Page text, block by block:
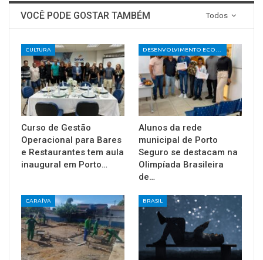
Todos
VOCÊ PODE GOSTAR TAMBÉM
CULTURA
Curso de Gestão
Operacional para Bares
e Restaurantes tem aula
inaugural em Porto…
Alunos da rede
municipal de Porto
Seguro se destacam na
Olimpíada Brasileira
de…
CARAÍVA BRASIL